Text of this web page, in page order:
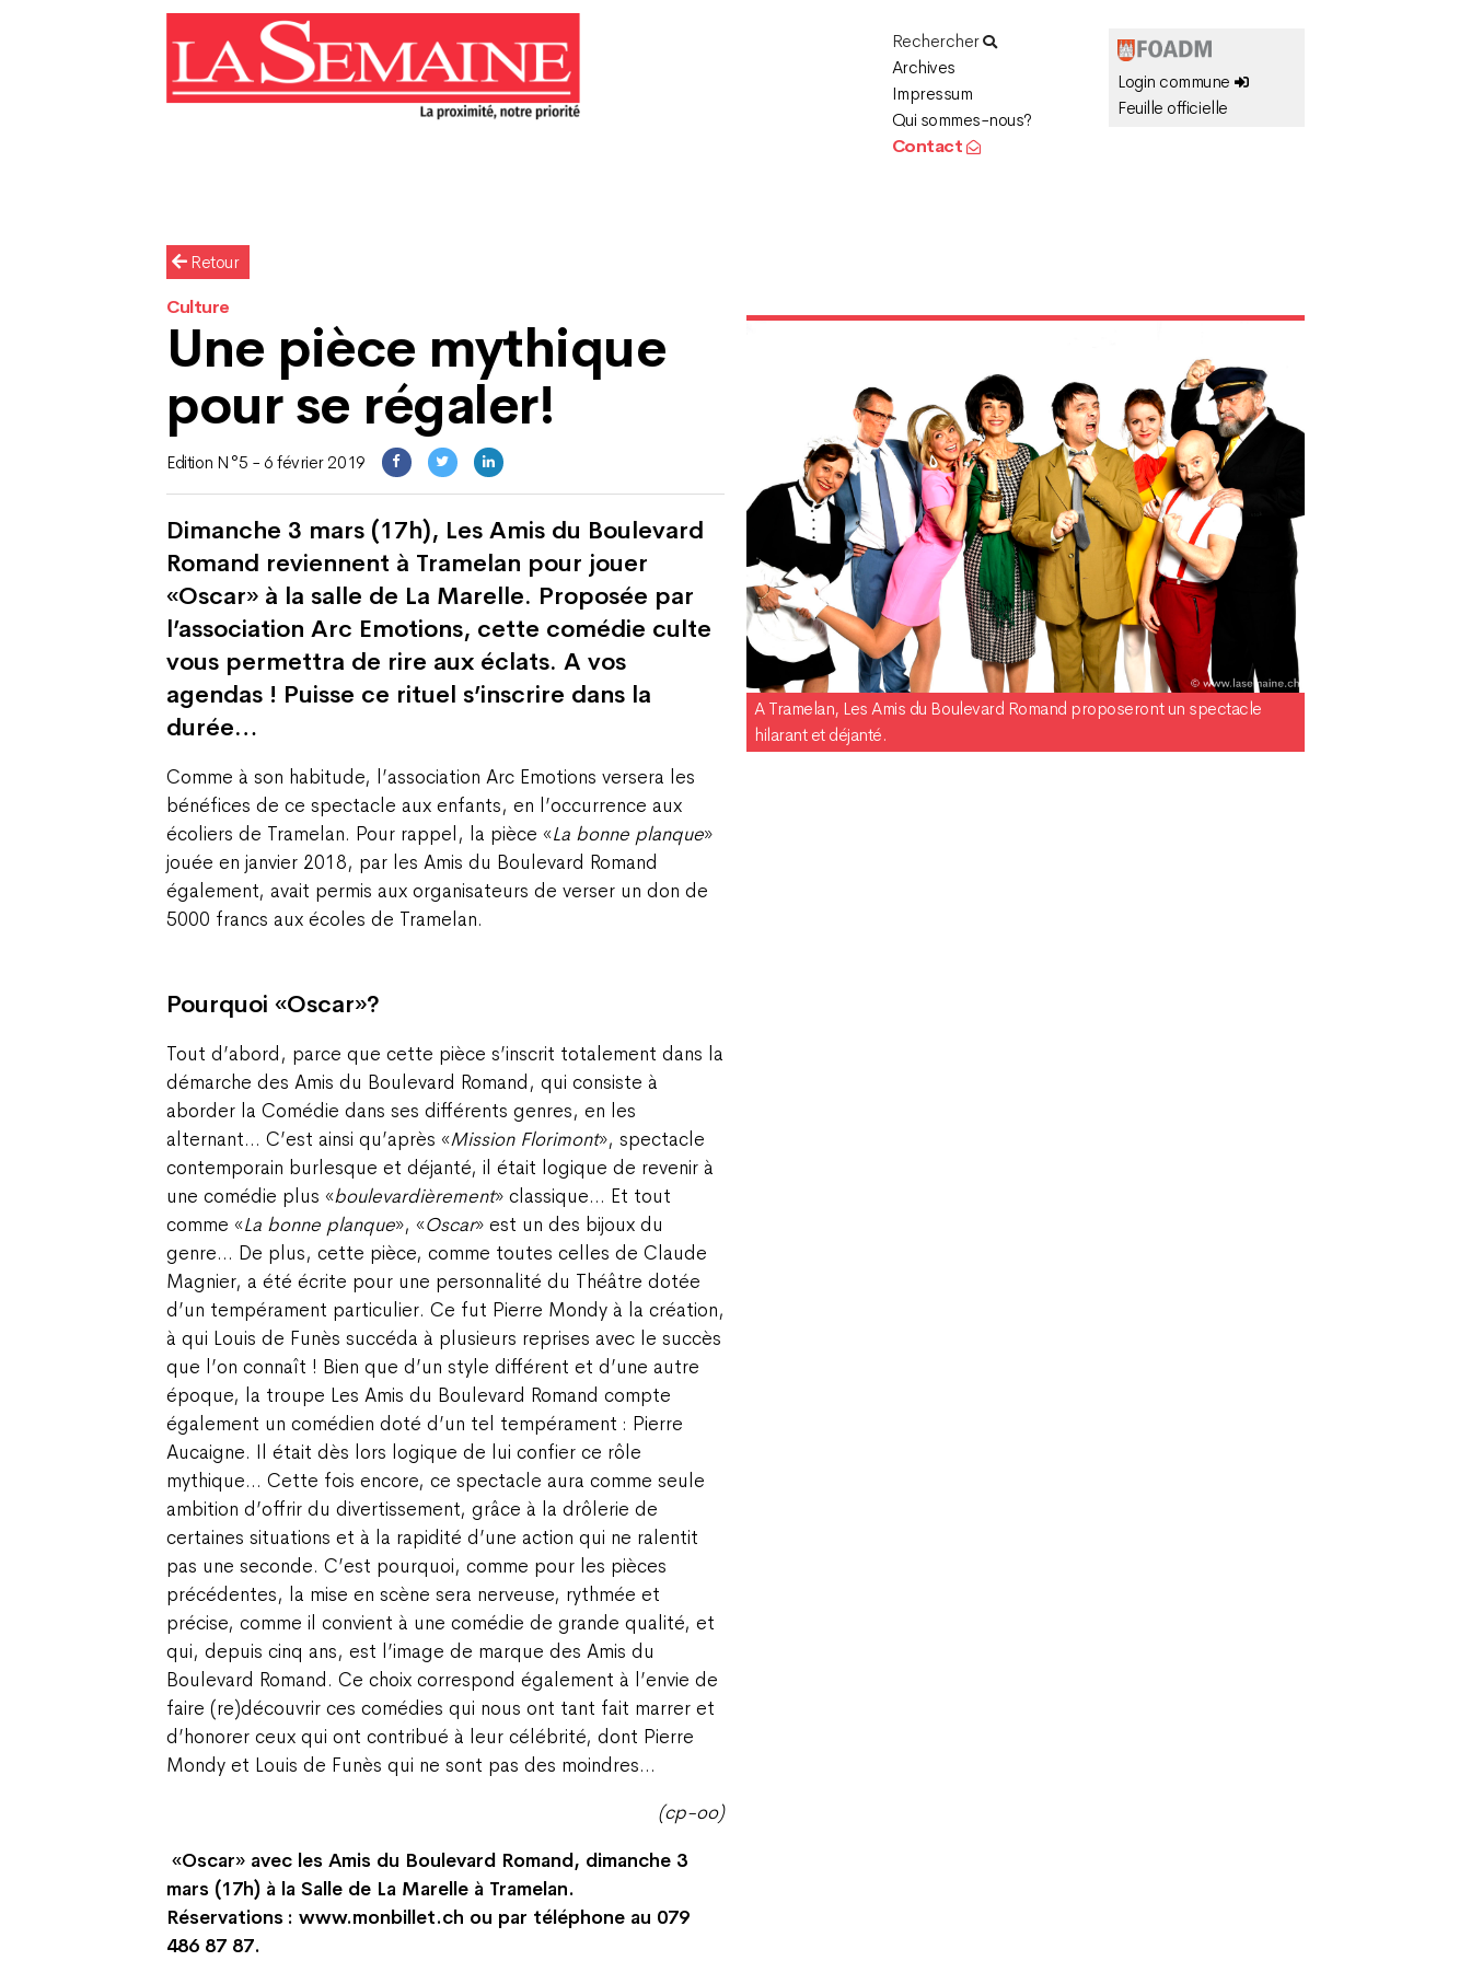
Rechercher
Archives
Impressum
Qui sommes-nous?
Contact
Login commune
Feuille officielle
Retour
Culture
Une pièce mythique
pour se régaler!
Edition N°5 - 6 février 2019
Dimanche 3 mars (17h), Les Amis du Boulevard
Romand reviennent à Tramelan pour jouer
«Oscar» à la salle de La Marelle. Proposée par
l’association Arc Emotions, cette comédie culte
vous permettra de rire aux éclats. A vos
agendas ! Puisse ce rituel s’inscrire dans la
durée…
Comme à son habitude, l’association Arc Emotions versera les
bénéfices de ce spectacle aux enfants, en l’occurrence aux
écoliers de Tramelan. Pour rappel, la pièce «La bonne planque»
jouée en janvier 2018, par les Amis du Boulevard Romand
également, avait permis aux organisateurs de verser un don de
5000 francs aux écoles de Tramelan.
Pourquoi «Oscar»?
Tout d’abord, parce que cette pièce s’inscrit totalement dans la
démarche des Amis du Boulevard Romand, qui consiste à
aborder la Comédie dans ses différents genres, en les
alternant… C’est ainsi qu’après «Mission Florimont», spectacle
contemporain burlesque et déjanté, il était logique de revenir à
une comédie plus «boulevardièrement» classique… Et tout
comme «La bonne planque», «Oscar» est un des bijoux du
genre… De plus, cette pièce, comme toutes celles de Claude
Magnier, a été écrite pour une personnalité du Théâtre dotée
d’un tempérament particulier. Ce fut Pierre Mondy à la création,
à qui Louis de Funès succéda à plusieurs reprises avec le succès
que l’on connaît ! Bien que d’un style différent et d’une autre
époque, la troupe Les Amis du Boulevard Romand compte
également un comédien doté d’un tel tempérament : Pierre
Aucaigne. Il était dès lors logique de lui confier ce rôle
mythique… Cette fois encore, ce spectacle aura comme seule
ambition d’offrir du divertissement, grâce à la drôlerie de
certaines situations et à la rapidité d’une action qui ne ralentit
pas une seconde. C’est pourquoi, comme pour les pièces
précédentes, la mise en scène sera nerveuse, rythmée et
précise, comme il convient à une comédie de grande qualité, et
qui, depuis cinq ans, est l’image de marque des Amis du
Boulevard Romand. Ce choix correspond également à l’envie de
faire (re)découvrir ces comédies qui nous ont tant fait marrer et
d’honorer ceux qui ont contribué à leur célébrité, dont Pierre
Mondy et Louis de Funès qui ne sont pas des moindres…
(cp-oo)
«Oscar» avec les Amis du Boulevard Romand, dimanche 3
mars (17h) à la Salle de La Marelle à Tramelan.
Réservations : www.monbillet.ch ou par téléphone au 079
486 87 87.
A Tramelan, Les Amis du Boulevard Romand proposeront un spectacle
hilarant et déjanté.